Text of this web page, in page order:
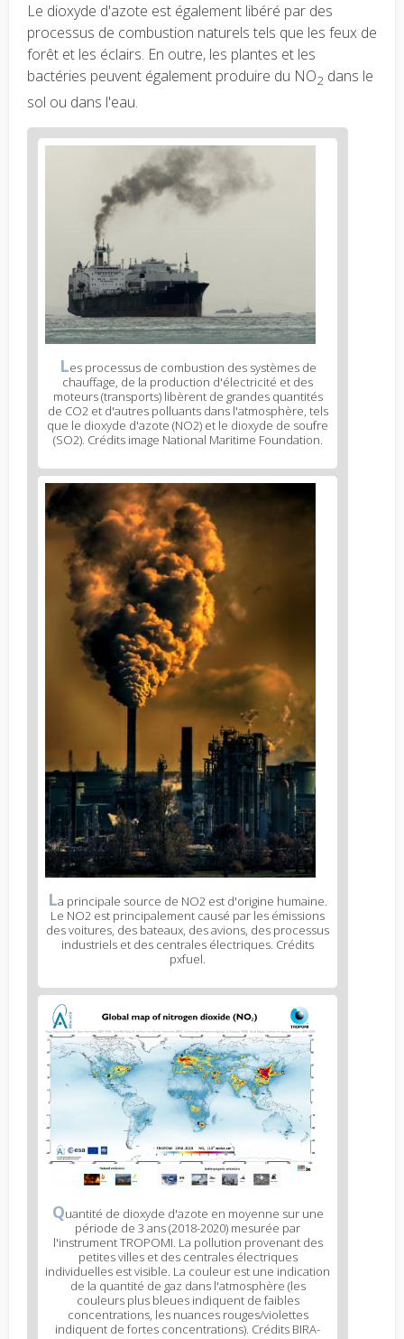
Le dioxyde d'azote est également libéré par des
processus de combustion naturels tels que les feux de
forêt et les éclairs. En outre, les plantes et les
bactéries peuvent également produire du NO2 dans le
sol ou dans l'eau.
Les processus de combustion des systèmes de
chauffage, de la production d'électricité et des
moteurs (transports) libèrent de grandes quantités
de CO2 et d'autres polluants dans l'atmosphère, tels
que le dioxyde d'azote (NO2) et le dioxyde de soufre
(SO2). Crédits image National Maritime Foundation.
La principale source de NO2 est d'origine humaine.
Le NO2 est principalement causé par les émissions
des voitures, des bateaux, des avions, des processus
industriels et des centrales électriques. Crédits
pxfuel.
Quantité de dioxyde d'azote en moyenne sur une
période de 3 ans (2018-2020) mesurée par
l'instrument TROPOMI. La pollution provenant des
petites villes et des centrales électriques
individuelles est visible. La couleur est une indication
de la quantité de gaz dans l'atmosphère (les
couleurs plus bleues indiquent de faibles
concentrations, les nuances rouges/violettes
indiquent de fortes concentrations). Crédits BIRA-